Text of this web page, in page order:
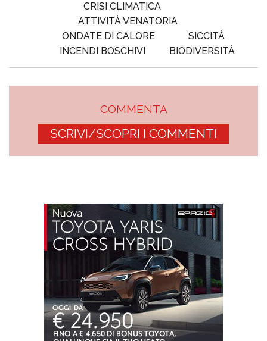
CRISI CLIMATICA
ATTIVITÀ VENATORIA
ONDATE DI CALORE
SICCITÀ
INCENDI BOSCHIVI
BIODIVERSITÀ
COMMENTA
SCRIVI/SCOPRI I COMMENTI